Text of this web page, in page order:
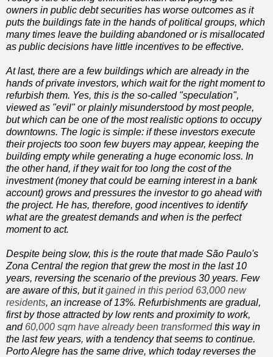
owners in public debt securities has worse outcomes as it
puts the buildings fate in the hands of political groups, which
many times leave the building abandoned or is misallocated
as public decisions have little incentives to be effective.
At last, there are a few buildings which are already in the
hands of private investors, which wait for the right moment to
refurbish them. Yes, this is the so-called "speculation",
viewed as "evil" or plainly misunderstood by most people,
but which can be one of the most realistic options to occupy
downtowns. The logic is simple: if these investors execute
their projects too soon few buyers may appear, keeping the
building empty while generating a huge economic loss. In
the other hand, if they wait for too long the cost of the
investment (money that could be earning interest in a bank
account) grows and pressures the investor to go ahead with
the project. He has, therefore, good incentives to identify
what are the greatest demands and when is the perfect
moment to act.
Despite being slow, this is the route that made São Paulo's
Zona Central the region that grew the most in the last 10
years, reversing the scenario of the previous 30 years. Few
are aware of this, but itgained in this period 63,000 new
residents, an increase of 13%. Refurbishments are gradual,
first by those attracted by low rents and proximity to work,
and 60,000 sqm have already been transformedthis way in
the last few years, with a tendency that seems to continue.
Porto Alegre has the same drive, which today reverses the